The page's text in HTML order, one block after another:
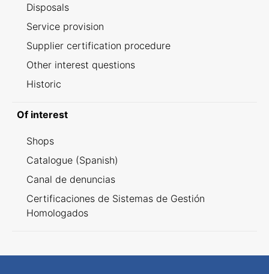
Disposals
Service provision
Supplier certification procedure
Other interest questions
Historic
Of interest
Shops
Catalogue (Spanish)
Canal de denuncias
Certificaciones de Sistemas de Gestión
Homologados